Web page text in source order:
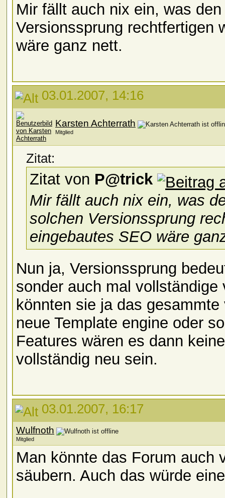
Mir fällt auch nix ein, was
Versionssprung rechtfertigen
wäre ganz nett.
03.01.2007, 14:16
Karsten Achterrath
Mitglied
Zitat:
Zitat von P@trick
Mir fällt auch nix ein, was
solchen Versionssprung
eingebautes SEO wäre
Nun ja, Versionssprung
sonder auch mal
könnten sie ja das
neue Template engine oder
Features wären es dann
vollständig neu sein.
03.01.2007, 16:17
Wulfnoth
Mitglied
Man könnte das Forum auch
säubern. Auch das würde